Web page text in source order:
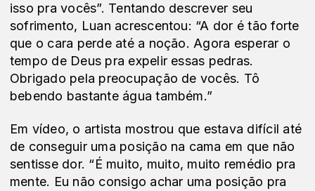
isso pra vocês”. Tentando descrever seu
sofrimento, Luan acrescentou: “A dor é tão forte
que o cara perde até a noção. Agora esperar o
tempo de Deus pra expelir essas pedras.
Obrigado pela preocupação de vocês. Tô
bebendo bastante água também.”
Em vídeo, o artista mostrou que estava difícil até
de conseguir uma posição na cama em que não
sentisse dor. “É muito, muito, muito remédio pra
mente. Eu não consigo achar uma posição pra